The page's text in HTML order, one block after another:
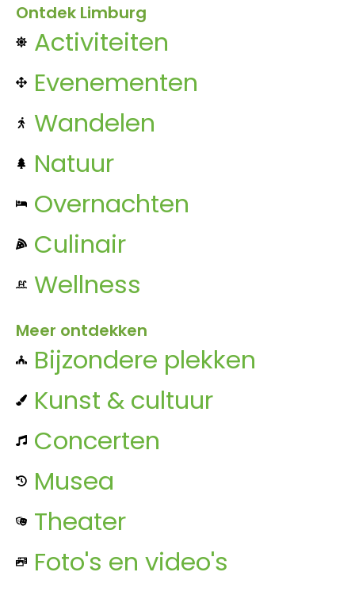
Ontdek Limburg
Activiteiten
Evenementen
Wandelen
Natuur
Overnachten
Culinair
Wellness
Meer ontdekken
Bijzondere plekken
Kunst & cultuur
Concerten
Musea
Theater
Foto's en video's